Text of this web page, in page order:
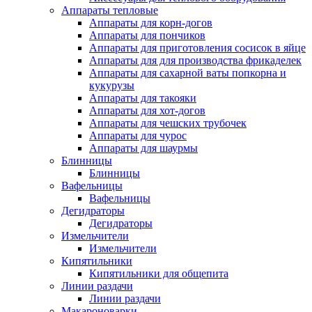
Аппараты тепловые
Аппараты для корн-догов
Аппараты для пончиков
Аппараты для приготовления сосисок в яйце
Аппараты для для производства фрикаделек
Аппараты для сахарной ваты попкорна и
кукурузы
Аппараты для такояки
Аппараты для хот-догов
Аппараты для чешских трубочек
Аппараты для чурос
Аппараты для шаурмы
Блинницы
Блинницы
Вафельницы
Вафельницы
Дегидраторы
Дегидраторы
Измельчители
Измельчители
Кипятильники
Кипятильники для общепита
Линии раздачи
Линии раздачи